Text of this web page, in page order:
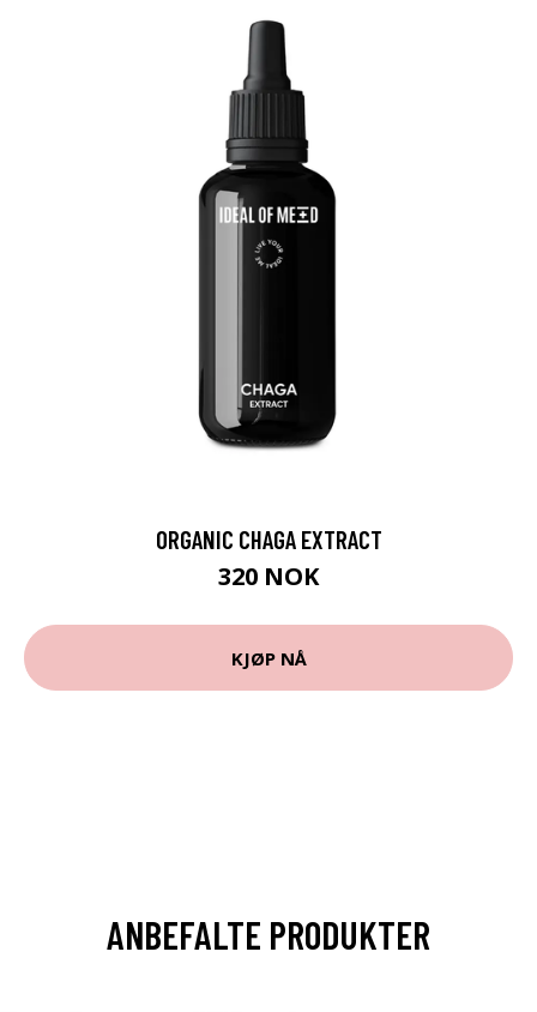
ORGANIC CHAGA EXTRACT
320 NOK
KJØP NÅ
ANBEFALTE PRODUKTER